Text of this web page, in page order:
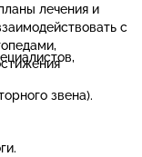
лечения и
с
звена).